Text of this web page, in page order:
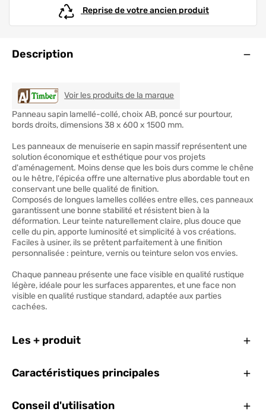
Reprise de votre ancien produit
Description
Voir les produits de la marque
Panneau sapin lamellé-collé, choix AB, poncé sur pourtour,
bords droits, dimensions 38 x 600 x 1500 mm.
Les panneaux de menuiserie en sapin massif représentent une
solution économique et esthétique pour vos projets
d'aménagement. Moins dense que les bois durs comme le chêne
ou le hêtre, l'épicéa offre une alternative plus abordable tout en
conservant une belle qualité de finition.
Composés de longues lamelles collées entre elles, ces panneaux
garantissent une bonne stabilité et résistent bien à la
déformation. Leur teinte naturellement claire, plus douce que
celle du pin, apporte luminosité et simplicité à vos créations.
Faciles à usiner, ils se prêtent parfaitement à une finition
personnalisée : peinture, vernis ou teinture selon vos envies.
Chaque panneau présente une face visible en qualité rustique
légère, idéale pour les surfaces apparentes, et une face non
visible en qualité rustique standard, adaptée aux parties
cachées.
Les + produit
Caractéristiques principales
Conseil d'utilisation